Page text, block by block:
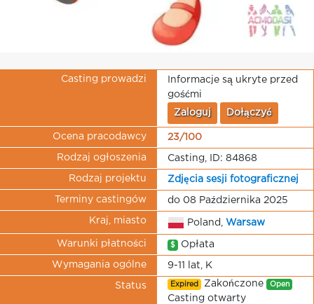
Casting prowadzi
Informacje są ukryte przed
gośćmi
Zaloguj Dołączyć
Ocena pracodawcy 23/100
Rodzaj ogłoszenia Casting, ID: 84868
Rodzaj projektu Zdjęcia sesji fotograficznej
Terminy castingów do 08 Października 2025
Kraj, miasto Poland, Warsaw
Warunki płatności $ Opłata
Wymagania ogólne 9-11 lat, K
Status Expired Zakończone Open
Casting otwarty